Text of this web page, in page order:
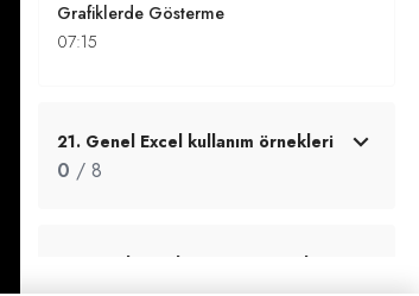
Grafiklerde Gösterme
07:15
21. Genel Excel kullanım örnekleri
0 / 8
22. Excel Uygulama Sınav Soruları